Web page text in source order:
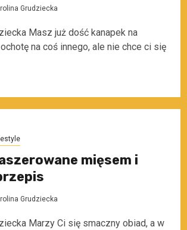
Grudziecka
Masz już dość kanapek na
na coś innego, ale nie chce ci się
mięsem i
Grudziecka
Marzy Ci się smaczny obiad, a w